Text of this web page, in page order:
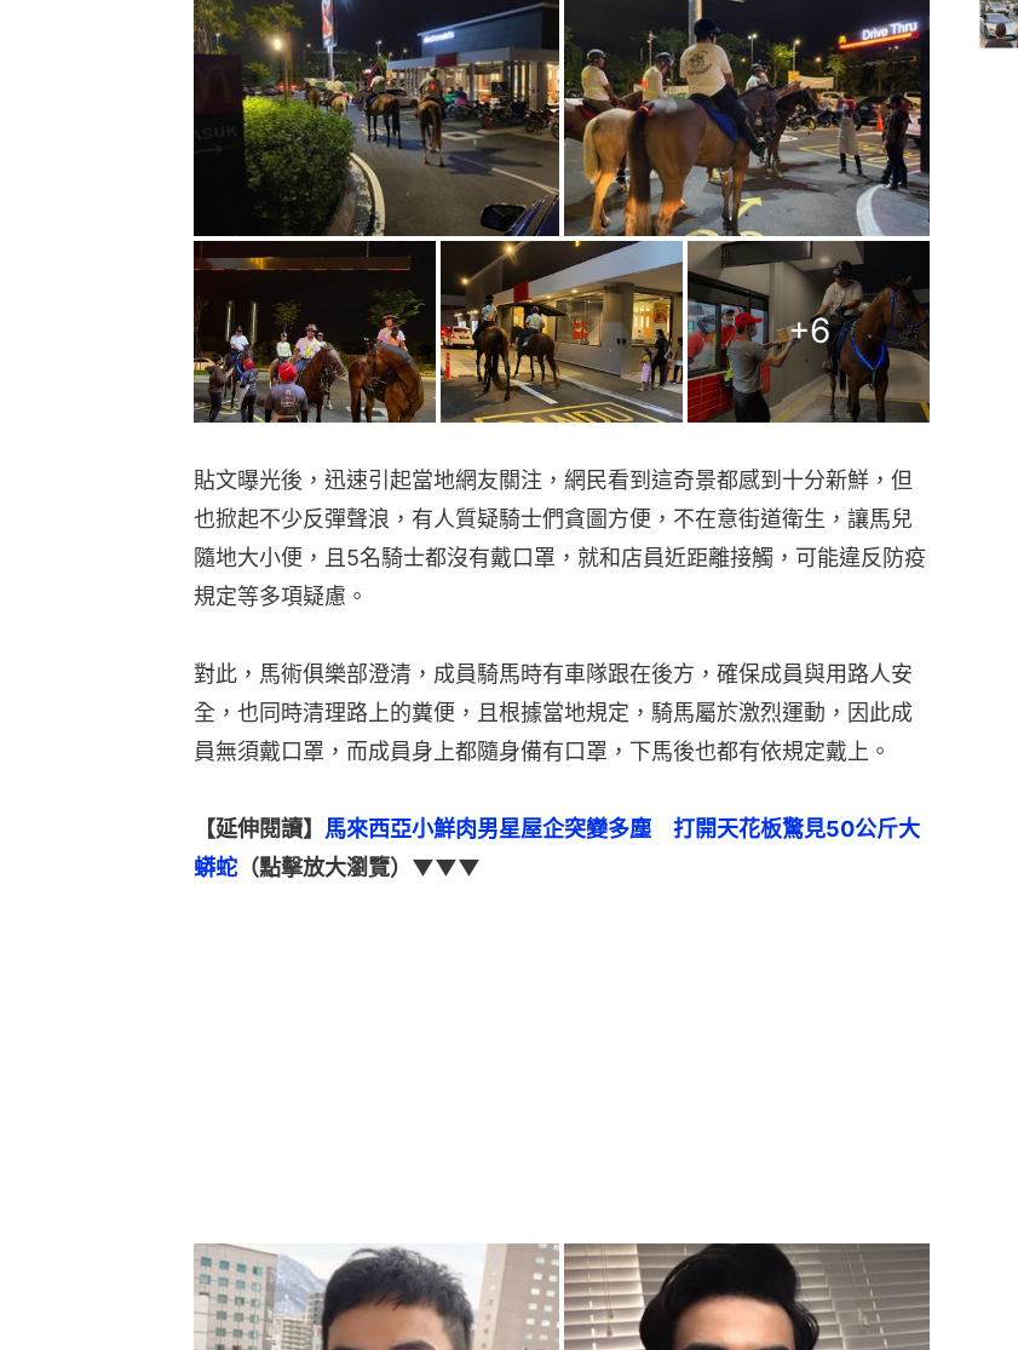
+6
貼文曝光後，迅速引起當地網友關注，網民看到這奇景都感到十分新鮮，但
也掀起不少反彈聲浪，有人質疑騎士們貪圖方便，不在意街道衛生，讓馬兒
隨地大小便，且5名騎士都沒有戴口罩，就和店員近距離接觸，可能違反防疫
規定等多項疑慮。
對此，馬術俱樂部澄清，成員騎馬時有車隊跟在後方，確保成員與用路人安
全，也同時清理路上的糞便，且根據當地規定，騎馬屬於激烈運動，因此成
員無須戴口罩，而成員身上都隨身備有口罩，下馬後也都有依規定戴上。
【延伸閱讀】 馬來西亞小鮮肉男星屋企突變多塵　打開天花板驚見50公斤大
蟒蛇 （點擊放大瀏覽）▼▼▼